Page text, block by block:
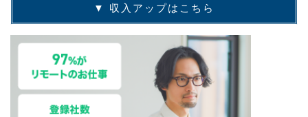
▼ 収入アップはこちら